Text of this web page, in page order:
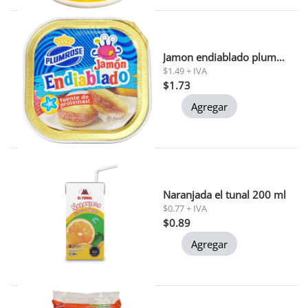
Jamon endiablado plumrose 60g
$1.49 + IVA
$1.73
Agregar
Naranjada el tunal 200 ml
$0.77 + IVA
$0.89
Agregar